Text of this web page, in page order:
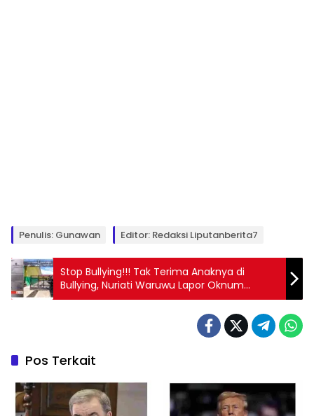
Penulis: Gunawan Editor: Redaksi Liputanberita7
Stop Bullying!!! Tak Terima Anaknya di
Bullying, Nuriati Waruwu Lapor Oknum
Kepsek ke Polres Padangsidimpuan
Pos Terkait